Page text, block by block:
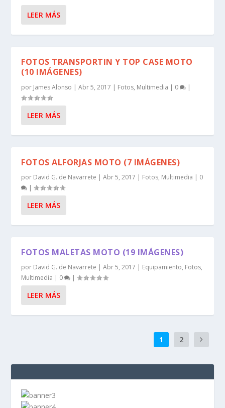
LEER MÁS
FOTOS TRANSPORTIN Y TOP CASE MOTO
(10 IMÁGENES)
por James Alonso |Abr 5, 2017 Fotos, Multimedia 0
LEER MÁS
FOTOS ALFORJAS MOTO (7 IMÁGENES)
por David G. de Navarrete |Abr 5, 2017 Fotos, Multimedia
0
|
LEER MÁS
FOTOS MALETAS MOTO (19 IMÁGENES)
por David G. de Navarrete |Abr 5, 2017 Equipamiento, Fotos,
Multimedia
0 |
LEER MÁS
1 2